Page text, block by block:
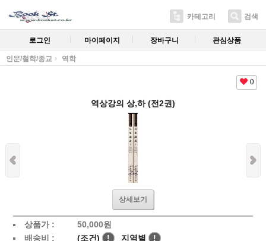
카테고리 검색
로그인 마이페이지 장바구니 관심상품
인문/철학/종교 역학
0
역상강의 상,하 (전2권)
상세보기
상품가 : 50,000원
배송비 :
(조건) ! 지역별
!